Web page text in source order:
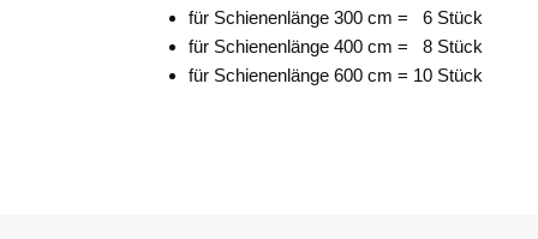
für Schienenlänge 300 cm = 6 Stück
für Schienenlänge 400 cm = 8 Stück
für Schienenlänge 600 cm = 10 Stück